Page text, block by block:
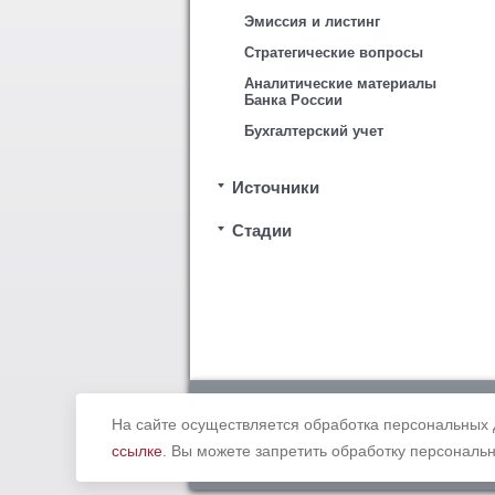
Эмиссия и листинг
Стратегические вопросы
Аналитические материалы
Банка России
Бухгалтерский учет
Источники
Стадии
законодательством Российской Федерации.
На сайте осуществляется обработка
ссылке. Вы можете запретить обработку